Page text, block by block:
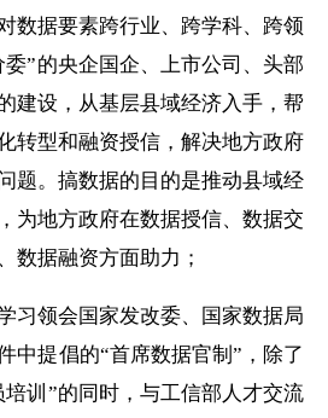
数据要素跨行业、跨学科、跨领
委”的央企国企、上市公司、头部
建设，从基层县域经济入手，帮
转型和融资授信，解决地方政府
题。搞数据的目的是推动县域经
为地方政府在数据授信、数据交
数据融资方面助力；
习领会国家发改委、国家数据局
中提倡的“首席数据官制 ” ，除了
训”的同时，与工信部人才交流